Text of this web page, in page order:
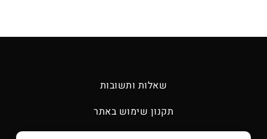
ניתן
האפשרויות
המוצר
שאלות ותשובות
תקנון שימוש באתר